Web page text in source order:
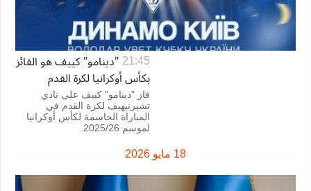
21:45 "دينامو" كييف هو الفائز
بكأس أوكرانيا لكرة القدم
فاز "دينامو" كييف على نادي
تشيرنيهيف لكرة القدم في
المباراة الحاسمة لكأس أوكرانيا
لموسم 2025/26.
18 مايو 2026